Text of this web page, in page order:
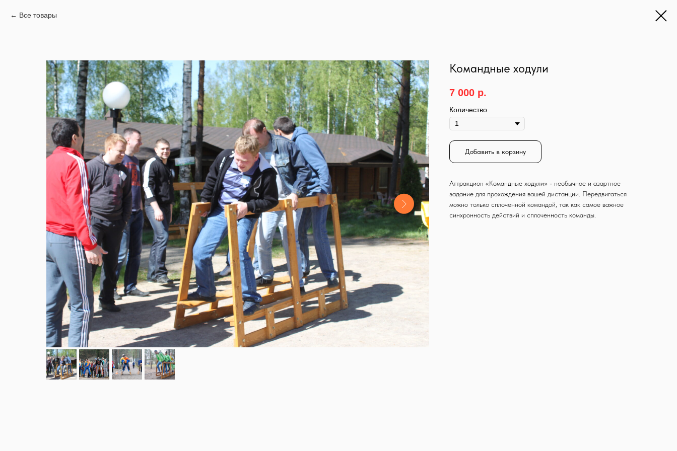
Все товары
Командные ходули
7 000 р.
Количество
Добавить в корзину
Аттракцион «Командные ходули» - необычное и азартное
задание для прохождения вашей дистанции. Передвигаться
можно только сплоченной командой, так как самое важное
синхронность действий и сплоченность команды.